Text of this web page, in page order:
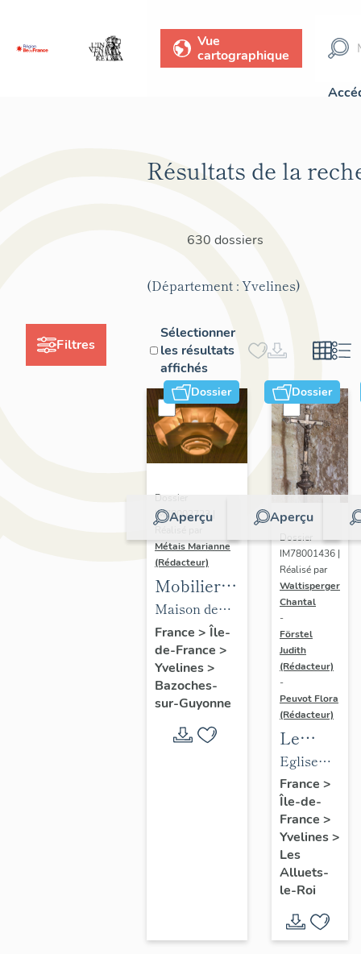
Vue
cartographique
Filtres
Résultats de la
630 dossiers
(Département : Yvelines)
Sélectionner
les résultats
affichés
Dossier
Aperçu
Dossier
IM78002723 |
Métais Marianne
(Rédacteur)
Mobilier
de la
maison
Louis
Carré
Maison de
villégiature
dite maison
Louis Carré
France > Île-
de-France >
Yvelines>
Bazoches-
sur-Guyonne
Dossier
Aperçu
Dossier
IM78001436 |
Réalisé par
Waltisperger
Chantal
-
Förstel
Judith
(Rédacteur)
-
Peuvot Flora
(Rédacteur)
Le
mobilier
de
l'église
Saint-
Nicolas
Eglise
paroissiale
Saint-
Nicolas
France >
Île-de-
France >
Yvelines>
Les
Alluets-
le-Roi